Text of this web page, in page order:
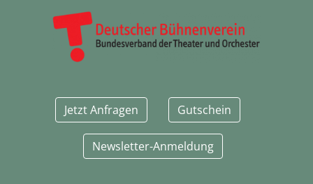
Jetzt Anfragen Gutschein
Newsletter-Anmeldung